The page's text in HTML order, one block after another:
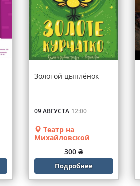
Золотой цыплёнок
09 АВГУСТА 12:00
Театр на
Михайловской
300 ₴
Подробнее